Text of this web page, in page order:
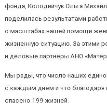
фонда, Колодийчук Ольга
поделилась результатами
о масштабах нашей помощи
жизненную ситуацию. За этими
и деловые партнеры АНО
Мы рады, что число наших
с каждым днём и что благодаря
спасено 199 жизней.